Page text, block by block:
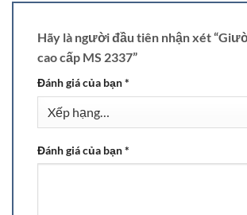
Hãy là người đầu tiên nhận xét
cao cấp MS 2337”
Đánh giá của bạn*
Đánh giá của bạn*